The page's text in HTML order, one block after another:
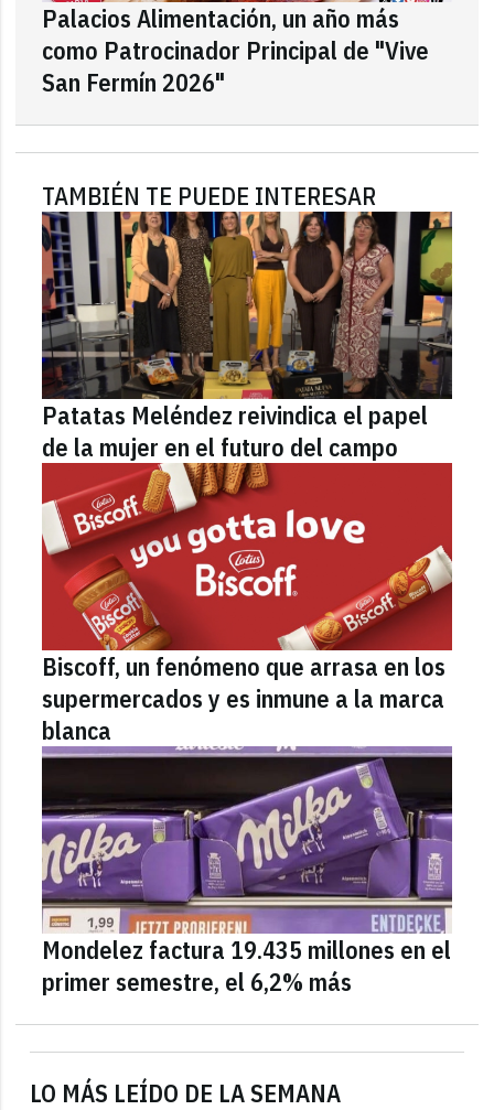
LO MÁS LEÍDO DE LA SEMANA
Palacios Alimentación, un año más
como Patrocinador Principal de "Vive
San Fermín 2026"
TAMBIÉN TE PUEDE INTERESAR
Patatas Meléndez reivindica el papel
de la mujer en el futuro del campo
Biscoff, un fenómeno que arrasa en los
supermercados y es inmune a la marca
blanca
Mondelez factura 19.435 millones en el
primer semestre, el 6,2% más